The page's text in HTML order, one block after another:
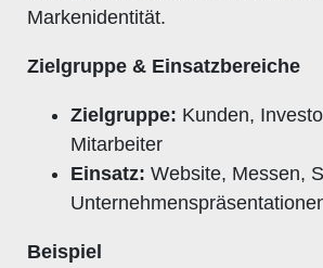
Markenidentität.
Zielgruppe & Einsatzbereiche
Zielgruppe: Kunden,
Mitarbeiter
Einsatz: Website, Messen,
Beispiel